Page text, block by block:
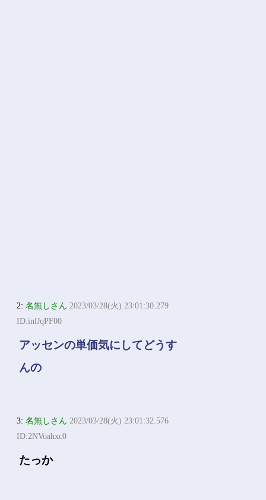
2:名無しさん 2023/03/28(火) 23:01:30.279
ID:inlJqPF00
アッセンの単価気にしてどうす
んの
3:名無しさん 2023/03/28(火) 23:01:32.576
ID:2NVoahxc0
たっか